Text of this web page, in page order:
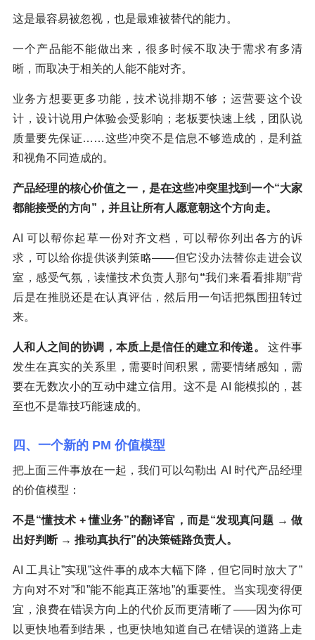
这是最容易被忽视，也是最难被替代的能力。
一个产品能不能做出来，很多时候不取决于需求有多清
晰，而取决于相关的人能不能对齐。
业务方想要更多功能，技术说排期不够；运营要这个设
计，设计说用户体验会受影响；老板要快速上线，团队说
质量要先保证……这些冲突不是信息不够造成的，是利益
和视角不同造成的。
产品经理的核心价值之一，是在这些冲突里找到一个“大家
都能接受的方向”，并且让所有人愿意朝这个方向走。
AI 可以帮你起草一份对齐文档，可以帮你列出各方的诉
求，可以给你提供谈判策略——但它没办法替你走进会议
室，感受气氛，读懂技术负责人那句“我们来看看排期”背
后是在推脱还是在认真评估，然后用一句话把氛围扭转过
来。
人和人之间的协调，本质上是信任的建立和传递。
这件事
发生在真实的关系里，需要时间积累，需要情绪感知，需
要在无数次小的互动中建立信用。这不是 AI 能模拟的，甚
至也不是靠技巧能速成的。
四、一个新的 PM 价值模型
把上面三件事放在一起，我们可以勾勒出 AI 时代产品经理
的价值模型：
不是“懂技术 +懂业务”的翻译官，而是“发现真问题 →做
出好判断 → 推动真执行”的决策链路负责人。
AI 工具让”实现”这件事的成本大幅下降，但它同时放大了”
方向对不对”和”能不能真正落地”的重要性。当实现变得便
宜，浪费在错误方向上的代价反而更清晰了——因为你可
以更快地看到结果，也更快地知道自己在错误的道路上走